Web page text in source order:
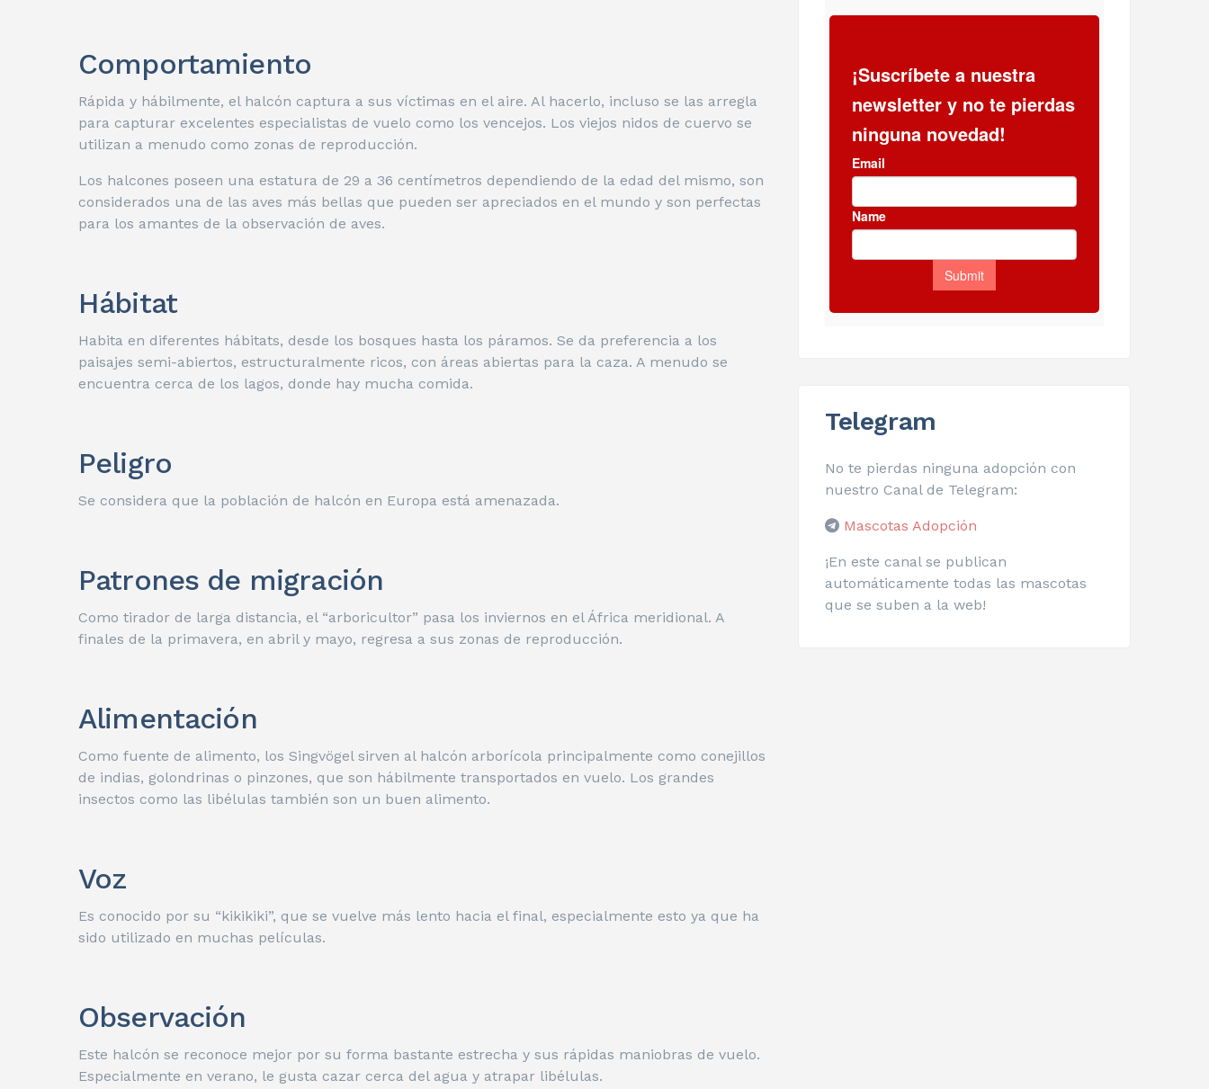
Comportamiento
Rápida y hábilmente, el halcón captura a sus víctimas en el aire. Al hacerlo, incluso se las arregla
para capturar excelentes especialistas de vuelo como los vencejos. Los viejos nidos de cuervo se
utilizan a menudo como zonas de reproducción.
Los halcones poseen una estatura de 29 a 36 centímetros dependiendo de la edad del mismo, son
considerados una de las aves más bellas que pueden ser apreciados en el mundo y son perfectas
para los amantes de la observación de aves.
Hábitat
Habita en diferentes hábitats, desde los bosques hasta los páramos. Se da preferencia a los
paisajes semi-abiertos, estructuralmente ricos, con áreas abiertas para la caza. A menudo se
encuentra cerca de los lagos, donde hay mucha comida.
Peligro
Se considera que la población de halcón en Europa está amenazada.
Patrones de migración
Como tirador de larga distancia, el “arboricultor” pasa los inviernos en el África meridional. A
finales de la primavera, en abril y mayo, regresa a sus zonas de reproducción.
Alimentación
Como fuente de alimento, los Singvögel sirven al halcón arborícola principalmente como conejillos
de indias, golondrinas o pinzones, que son hábilmente transportados en vuelo. Los grandes
insectos como las libélulas también son un buen alimento.
Voz
Es conocido por su “kikikiki”, que se vuelve más lento hacia el final, especialmente esto ya que ha
sido utilizado en muchas películas.
Observación
Este halcón se reconoce mejor por su forma bastante estrecha y sus rápidas maniobras de vuelo.
Especialmente en verano, le gusta cazar cerca del agua y atrapar libélulas.
Telegram
No te pierdas ninguna adopción con
nuestro Canal de Telegram:
Mascotas Adopción
¡En este canal se publican
automáticamente todas las mascotas
que se suben a la web!